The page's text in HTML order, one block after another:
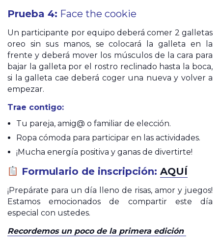
Prueba 4: Face the cookie
Un participante por equipo deberá comer 2 galletas
oreo sin sus manos, se colocará la galleta en la
frente y deberá mover los músculos de la cara para
bajar la galleta por el rostro reclinado hasta la boca,
si la galleta cae deberá coger una nueva y volver a
empezar.
Trae contigo:
Tu pareja, amig@ o familiar de elección.
Ropa cómoda para participar en las actividades.
¡Mucha energía positiva y ganas de divertirte!
Formulario de inscripción: AQUÍ
¡Prepárate para un día lleno de risas, amor y juegos!
Estamos emocionados de compartir este día
especial con ustedes.
Recordemos un poco de la primera edición